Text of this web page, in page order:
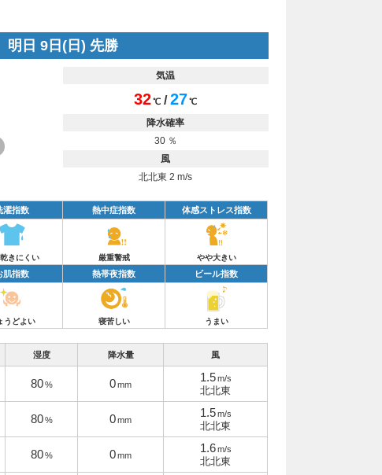
明日 9日(日) 先勝
気温
32℃ /27℃
降水確率
30 ％
風
北北東 2 m/s
濯指数 熱中症指数 体感ストレス指数
きにくい 厳重警戒 やや大きい
肌指数 熱帯夜指数 ビール指数
うどよい 寝苦しい うまい
湿度 降水量 風
80% 0mm
1.5m/s
北北東
80% 0mm
1.5m/s
北北東
80% 0mm
1.6m/s
北北東